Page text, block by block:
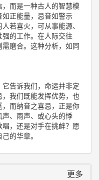
而是一种古人的智慧模
正能量，忌音如警示
若喜火，可从事能源、
的工作。在人际交往
磨合。这种分析，如同
告诉我们，命运并非定
我们既能发挥优势，也
而纳音之喜忌，正是你
、雨声、或心头的悸
，还是对手在挑衅？愿
的华章。
更多